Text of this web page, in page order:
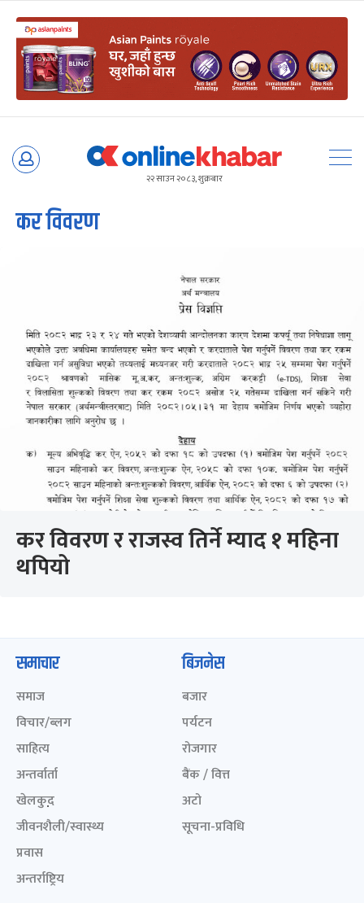
Skip
२२ साउन २०८३, शुक्रबार
कर विवरण
कर विवरण र राजस्व तिर्ने म्याद १ महिना
थपियो
समाचार
समाज
विचार/ब्लग
साहित्य
अन्तर्वार्ता
खेलकुद़़
जीवनशैली/स्वास्थ्य
प्रवास
अन्तर्राष्ट्रिय
बिजनेस
बजार
पर्यटन
रोजगार
बैंक / वित्त
अटो
सूचना-प्रविधि